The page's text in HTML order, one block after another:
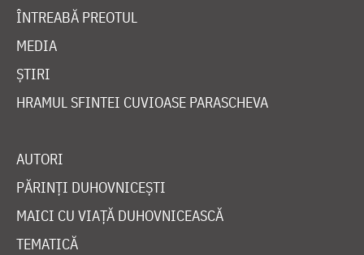
ÎNTREABĂ PREOTUL
MEDIA
ȘTIRI
HRAMUL SFINTEI CUVIOASE PARASCHEVA
AUTORI
PĂRINȚI DUHOVNICEȘTI
MAICI CU VIAȚĂ DUHOVNICEASCĂ
TEMATICĂ